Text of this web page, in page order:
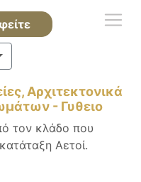
Αρχιτεκτονικά
- Γυθειο
τον κλάδο που
Αετοί.